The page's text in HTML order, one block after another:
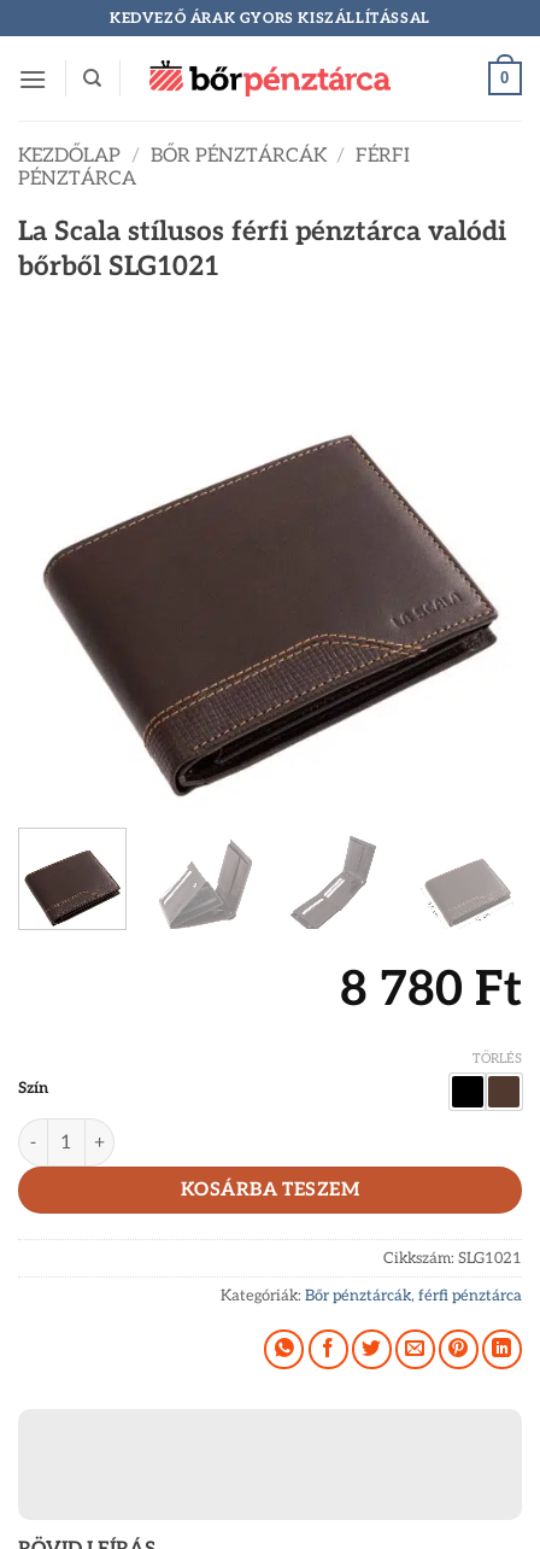
to
content
KEDVEZŐ ÁRAK GYORS KISZÁLLÍTÁSSAL
0
KEZDŐLAP / BŐR PÉNZTÁRCÁK / FÉRFI
PÉNZTÁRCA
La Scala stílusos férfi pénztárca valódi
bőrből SLG1021
8 780 Ft
Szín
TÖRLÉS
La Scala stílusos férfi pénztárca valódi bőrből SLG1021
KOSÁRBA TESZEM
Cikkszám: SLG1021
Kategóriák: Bőr pénztárcák, férfi pénztárca